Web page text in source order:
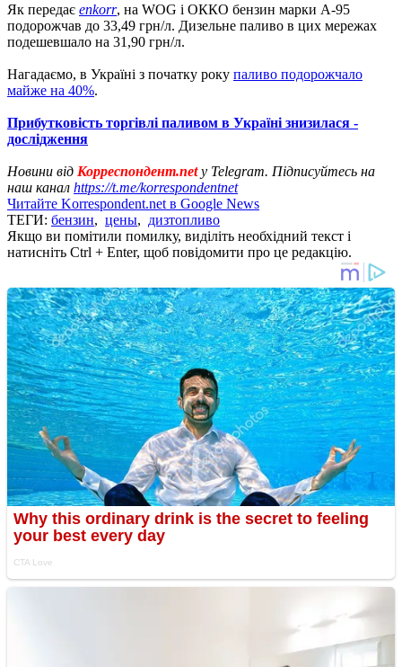
Як передає enkorr, на WOG і ОККО бензин марки А-95
подорожчав до 33,49 грн/л. Дизельне паливо в цих мережах
подешевшало на 31,90 грн/л.
Нагадаємо, в Україні з початку року паливо подорожчало
майже на 40%.
Прибутковість торгівлі паливом в Україні знизилася -
дослідження
Новини від Корреспондент.netу Telegram. Підписуйтесь на
наш канал https://t.me/korrespondentnet
Читайте Korrespondent.net в Google News
ТЕГИ: бензин, цены, дизтопливо
Якщо ви помітили помилку, виділіть необхідний текст і
натисніть Ctrl + Enter, щоб повідомити про це редакцію.